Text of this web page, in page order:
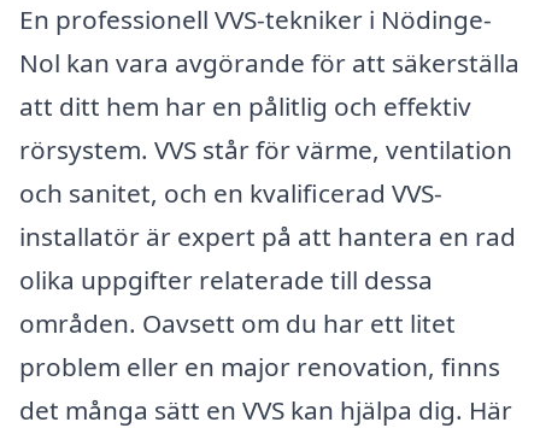
En professionell VVS-tekniker i Nödinge-
Nol kan vara avgörande för att säkerställa
att ditt hem har en pålitlig och effektiv
rörsystem. VVS står för värme, ventilation
och sanitet, och en kvalificerad VVS-
installatör är expert på att hantera en rad
olika uppgifter relaterade till dessa
områden. Oavsett om du har ett litet
problem eller en major renovation, finns
det många sätt en VVS kan hjälpa dig. Här